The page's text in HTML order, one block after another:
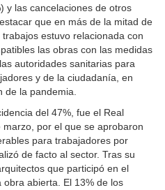
y las cancelaciones de otros
que en más de la mitad de
estuvo relacionada con
las obras con las medidas
autoridades sanitarias para
y de la ciudadanía, en
la pandemia.
del 47%, fue el Real
por el que se aprobaron
para trabajadores por
de facto al sector. Tras su
que participó en el
abierta. El 13% de los